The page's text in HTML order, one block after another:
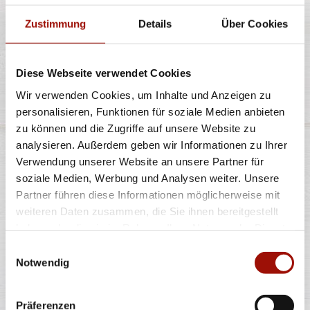
Zustimmung Details Über Cookies
Diese Webseite verwendet Cookies
Wir verwenden Cookies, um Inhalte und Anzeigen zu
personalisieren, Funktionen für soziale Medien anbieten
zu können und die Zugriffe auf unsere Website zu
analysieren. Außerdem geben wir Informationen zu Ihrer
Verwendung unserer Website an unsere Partner für
soziale Medien, Werbung und Analysen weiter. Unsere
Partner führen diese Informationen möglicherweise mit
weiteren Daten zusammen, die Sie ihnen bereitgestellt
Notwendig
Präferenzen
BEN & JERRY'S
DOPPELPACK
Bestelle zwei Ben & Jerrys Pints Deiner Wahl